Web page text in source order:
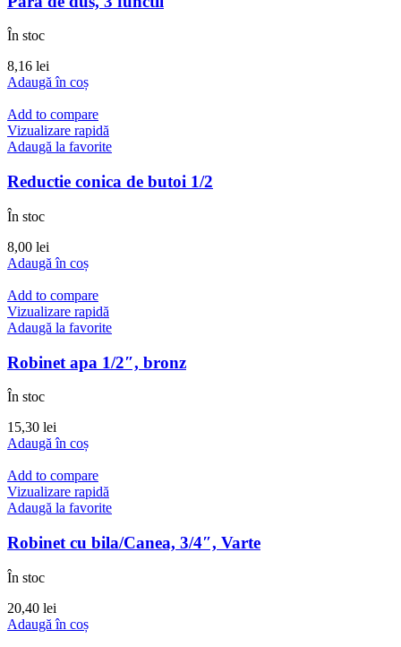
În stoc
8,16 lei
Adaugă în coș
Add to compare
Vizualizare rapidă
Adaugă la favorite
Reductie conica de butoi 1/2
În stoc
8,00 lei
Adaugă în coș
Add to compare
Vizualizare rapidă
Adaugă la favorite
Robinet apa 1/2″, bronz
În stoc
15,30 lei
Adaugă în coș
Add to compare
Vizualizare rapidă
Adaugă la favorite
Robinet cu bila/Canea, 3/4″, Varte
În stoc
20,40 lei
Adaugă în coș